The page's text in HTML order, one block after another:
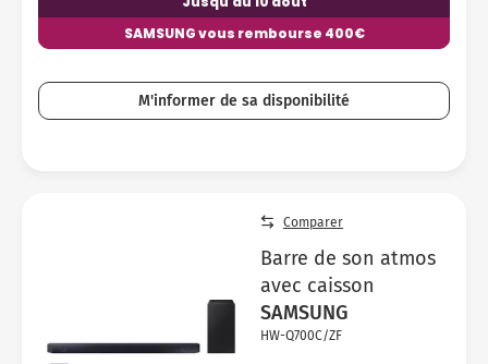
SAMSUNG vous rembourse 400€
M'informer de sa disponibilité
Comparer
Barre de son atmos
avec caisson
SAMSUNG
HW-Q700C/ZF